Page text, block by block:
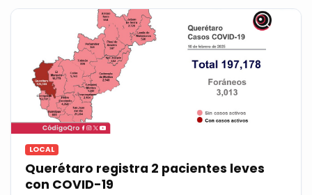
LOCAL
Querétaro registra 2 pacientes leves
con COVID-19